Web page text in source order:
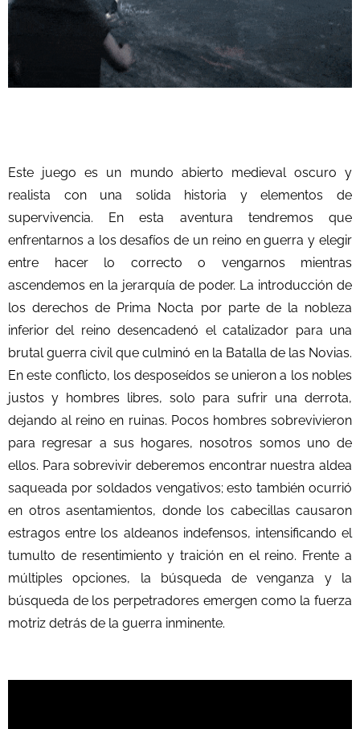
Este juego es un mundo abierto medieval oscuro y
realista con una solida historia y elementos de
supervivencia. En esta aventura tendremos que
enfrentarnos a los desafíos de un reino en guerra y elegir
entre hacer lo correcto o vengarnos mientras
ascendemos en la jerarquía de poder. La introducción de
los derechos de Prima Nocta por parte de la nobleza
inferior del reino desencadenó el catalizador para una
brutal guerra civil que culminó en la Batalla de las Novias.
En este conflicto, los desposeídos se unieron a los nobles
justos y hombres libres, solo para sufrir una derrota,
dejando al reino en ruinas. Pocos hombres sobrevivieron
para regresar a sus hogares, nosotros somos uno de
ellos. Para sobrevivir deberemos encontrar nuestra aldea
saqueada por soldados vengativos; esto también ocurrió
en otros asentamientos, donde los cabecillas causaron
estragos entre los aldeanos indefensos, intensificando el
tumulto de resentimiento y traición en el reino. Frente a
múltiples opciones, la búsqueda de venganza y la
búsqueda de los perpetradores emergen como la fuerza
motriz detrás de la guerra inminente.